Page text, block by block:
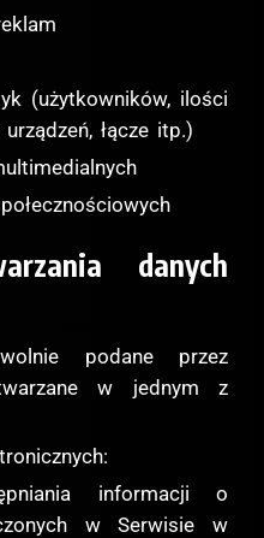
(użytkowników, ilości
łącze itp.)
danych
podane przez
w jednym z
informacji o
w Serwisie w